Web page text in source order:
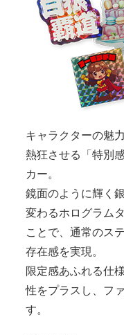
キャラクターの魅
熱狂させる「特別
カー。
鏡面のように輝く
変わるホログラム
ことで、通常のス
存在感を実現。
限定感あふれる仕
性をプラスし、フ
す。